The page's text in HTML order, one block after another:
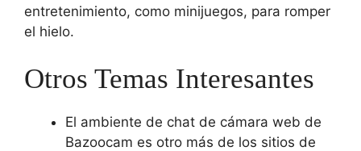
entretenimiento, como minijuegos, para romper
el hielo.
Otros Temas Interesantes
El ambiente de chat de cámara web de
Bazoocam es otro más de los sitios de